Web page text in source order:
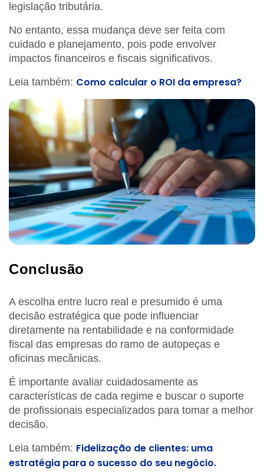
legislação tributária.
No entanto, essa mudança deve ser feita com
cuidado e planejamento, pois pode envolver
impactos financeiros e fiscais significativos.
Leia também: Como calcular o ROI da empresa?
Conclusão
A escolha entre lucro real e presumido é uma
decisão estratégica que pode influenciar
diretamente na rentabilidade e na conformidade
fiscal das empresas do ramo de autopeças e
oficinas mecânicas.
É importante avaliar cuidadosamente as
características de cada regime e buscar o suporte
de profissionais especializados para tomar a melhor
decisão.
Leia também: Fidelização de clientes: uma
estratégia para o sucesso do seu negócio.